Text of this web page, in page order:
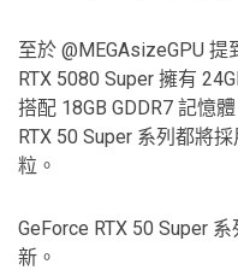
至於 @MEGAsizeGPU
RTX 5080 Super 擁有
搭配 18GB GDDR7 記憶
RTX 50 Super 系列都將
粒。
GeForce RTX 50 Super
新。